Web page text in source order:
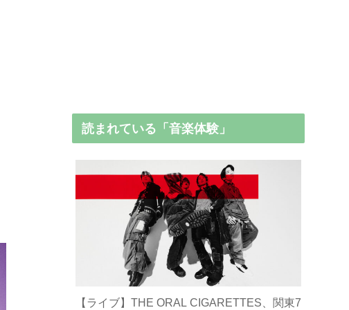
読まれている「音楽体験」
【ライブ】THE ORAL CIGARETTES、関東7